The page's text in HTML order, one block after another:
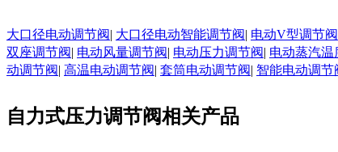
大口径电动调节阀| 大口径电动智能调节阀| 电动V型调节阀
双座调节阀| 电动风量调节阀| 电动压力调节阀| 电动蒸汽温
动调节阀| 高温电动调节阀| 套筒电动调节阀| 智能电动调节
自力式压力调节阀相关产品